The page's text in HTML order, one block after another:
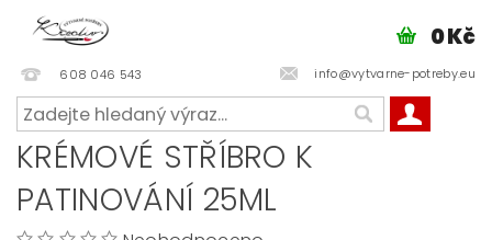
608 046 543 info@vytvarne-potreby.eu
0 Kč
KRÉMOVÉ STŘÍBRO K
PATINOVÁNÍ 25ML